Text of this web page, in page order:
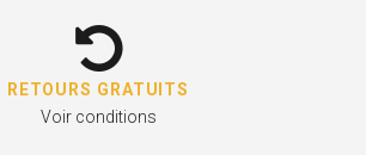
RETOURS GRATUITS
Voir conditions